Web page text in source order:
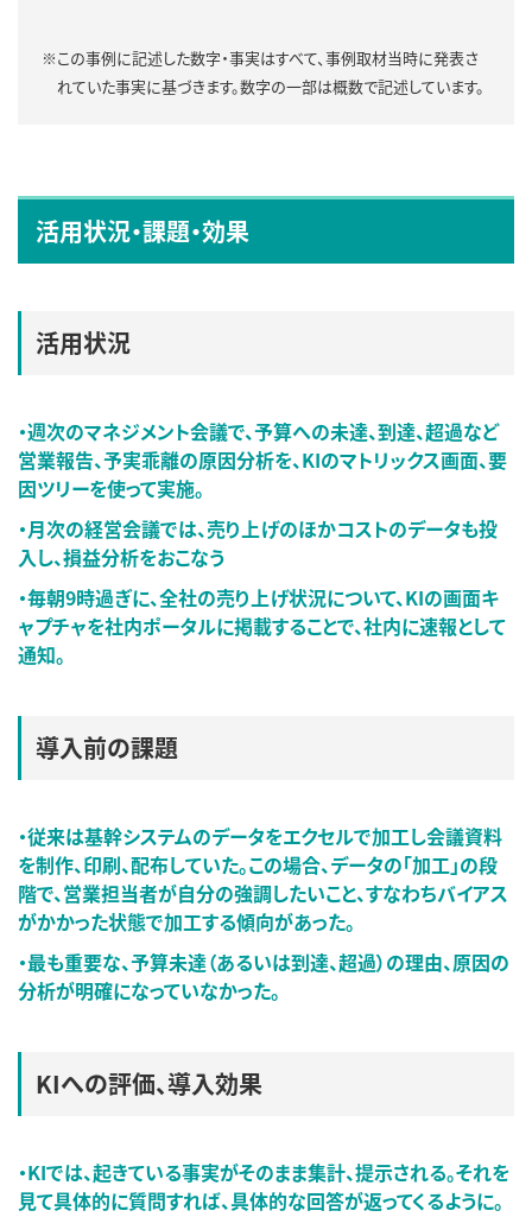
※この事例に記述した数字・事実はすべて、事例取材当時に発表さ
れていた事実に基づきます。数字の一部は概数で記述しています。
活用状況・課題・効果
活用状況
・週次のマネジメント会議で、予算への未達、到達、超過など
営業報告、予実乖離の原因分析を、KIのマトリックス画面、要
因ツリーを使って実施。
・月次の経営会議では、売り上げのほかコストのデータも投
入し、損益分析をおこなう
・毎朝9時過ぎに、全社の売り上げ状況について、KIの画面キ
ャプチャを社内ポータルに掲載することで、社内に速報として
通知。
導入前の課題
・従来は基幹システムのデータをエクセルで加工し会議資料
を制作、印刷、配布していた。この場合、データの「加工」の段
階で、営業担当者が自分の強調したいこと、すなわちバイアス
がかかった状態で加工する傾向があった。
・最も重要な、予算未達（あるいは到達、超過）の理由、原因の
分析が明確になっていなかった。
KIへの評価、導入効果
・KIでは、起きている事実がそのまま集計、提示される。それを
見て具体的に質問すれば、具体的な回答が返ってくるように。